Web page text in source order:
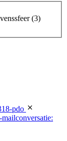
(3)
pdo